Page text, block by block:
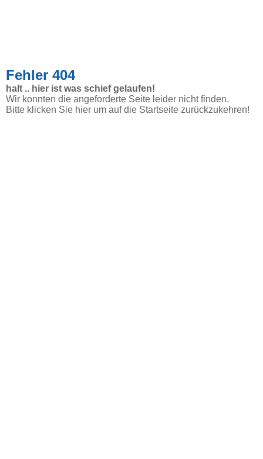
Fehler 404
halt .. hier ist was schief gelaufen!
Wir konnten die angeforderte Seite leider nicht finden.
Bitte klicken Sie hier um auf die Startseite zurückzukehren!